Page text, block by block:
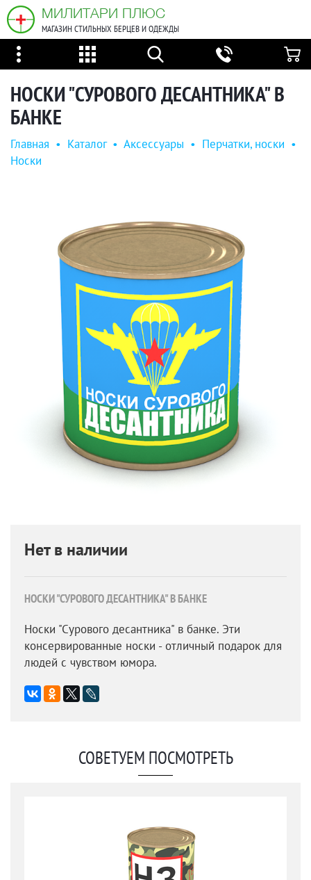
МИЛИТАРИ ПЛЮС
МАГАЗИН СТИЛЬНЫХ БЕРЦЕВ И ОДЕЖДЫ
НОСКИ "СУРОВОГО ДЕСАНТНИКА" В
БАНКЕ
Главная • Каталог • Аксессуары • Перчатки, носки •
Носки
Нет в наличии
НОСКИ "СУРОВОГО ДЕСАНТНИКА" В БАНКЕ
Носки "Сурового десантника" в банке. Эти
консервированные носки - отличный подарок для
людей с чувством юмора.
СОВЕТУЕМ ПОСМОТРЕТЬ